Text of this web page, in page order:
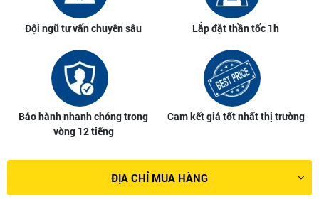
Đội ngũ tư vấn chuyên sâu Lắp đặt thần tốc 1h
Bảo hành nhanh chóng trong
vòng 12 tiếng
Cam kết giá tốt nhất thị trường
ĐỊA CHỈ MUA HÀNG